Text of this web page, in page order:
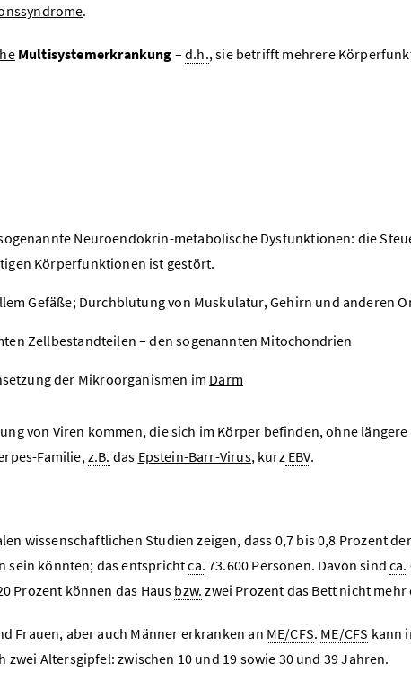
.
Multisystemerkrankung –d.h., sie betrifft mehrere
Neuroendokrin-metabolische Dysfunktionen: die
Körperfunktionen ist gestört.
Gefäße; Durchblutung von Muskulatur, Gehirn und anderen
Zellbestandteilen – den sogenannten Mitochondrien
der Mikroorganismen im Darm
von Viren kommen, die sich im Körper befinden, ohne
Familie, z.B. das Epstein-Barr-Virus, kurzEBV.
wissenschaftlichen Studien zeigen, dass 0,7 bis 0,8 Prozent
sein könnten; das entsprichtca. 73.600 Personen. Davon sindca.
Prozent können das Hausbzw. zwei Prozent das Bett nicht
Frauen, aber auch Männer erkranken an ME/CFS. ME/CFS kann
Altersgipfel: zwischen 10 und 19 sowie 30 und 39 Jahren.